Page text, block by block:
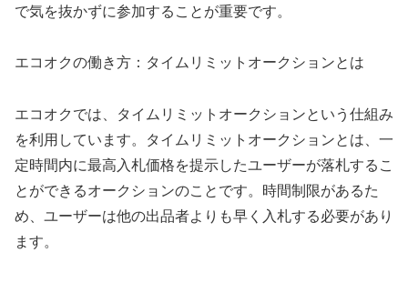
で気を抜かずに参加することが重要です。
エコオクの働き方：タイムリミットオークションとは
エコオクでは、タイムリミットオークションという仕組み
を利用しています。タイムリミットオークションとは、一
定時間内に最高入札価格を提示したユーザーが落札するこ
とができるオークションのことです。時間制限があるた
め、ユーザーは他の出品者よりも早く入札する必要があり
ます。